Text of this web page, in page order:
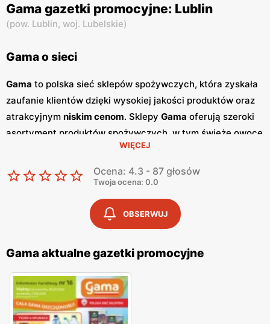
Gama gazetki promocyjne: Lublin
(pow. Lublin, woj. Lubelskie)
Gama o sieci
Gama to polska sieć sklepów spożywczych, która zyskała
zaufanie klientów dzięki wysokiej jakości produktów oraz
atrakcyjnym niskim cenom. Sklepy Gama oferują szeroki
asortyment produktów spożywczych, w tym świeże owoce
i warzywa, pieczywo, nabiał, mięso oraz artykuły
codziennego użytku. Klienci cenią sobie bogaty wybór
oraz częstepromocje, które umożliwiają oszczędności na
zakupach. Jednym z kluczowych elementów strategii
Gama są regularnie wydawane
Gazetkite prezentują najnowsze
specjalne oferty oraz sezonowe wyprzedaże, dzięki czemu
klienci mogą planować swoje zakupy i korzystać z
wyjątkowych okazji cenowych. Publikacje te są dostępne
zarówno w formie papierowej w sklepach, jak i online, co
umożliwia łatwy dostęp do aktualnych ofert. Sklepy
WIĘCEJ
Ocena: 4.3 - 87 głosów
Twoja ocena: 0.0
OBSERWUJ
Gama aktualne gazetki promocyjne